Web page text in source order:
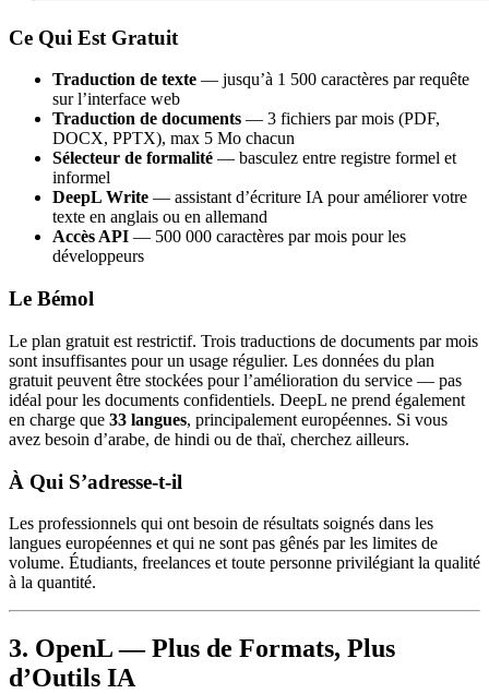
Ce Qui Est Gratuit
Traduction de texte — jusqu’à 1 500 caractères par requête
sur l’interface web
Traduction de documents — 3 fichiers par mois (PDF,
DOCX, PPTX), max 5 Mo chacun
Sélecteur de formalité — basculez entre registre formel et
informel
DeepL Write — assistant d’écriture IA pour améliorer votre
texte en anglais ou en allemand
Accès API — 500 000 caractères par mois pour les
développeurs
Le Bémol
Le plan gratuit est restrictif. Trois traductions de documents par mois
sont insuffisantes pour un usage régulier. Les données du plan
gratuit peuvent être stockées pour l’amélioration du service — pas
idéal pour les documents confidentiels. DeepL ne prend également
en charge que 33 langues, principalement européennes. Si vous
avez besoin d’arabe, de hindi ou de thaï, cherchez ailleurs.
À Qui S’adresse-t-il
Les professionnels qui ont besoin de résultats soignés dans les
langues européennes et qui ne sont pas gênés par les limites de
volume. Étudiants, freelances et toute personne privilégiant la qualité
à la quantité.
3. OpenL — Plus de Formats, Plus
d’Outils IA